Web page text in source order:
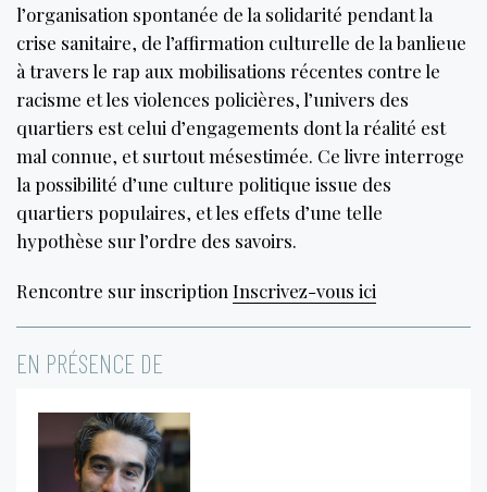
l’organisation spontanée de la solidarité pendant la
crise sanitaire, de l’affirmation culturelle de la banlieue
à travers le rap aux mobilisations récentes contre le
racisme et les violences policières, l’univers des
quartiers est celui d’engagements dont la réalité est
mal connue, et surtout mésestimée. Ce livre interroge
la possibilité d’une culture politique issue des
quartiers populaires, et les effets d’une telle
hypothèse sur l’ordre des savoirs.
Rencontre sur inscription Inscrivez-vous ici
EN PRÉSENCE DE